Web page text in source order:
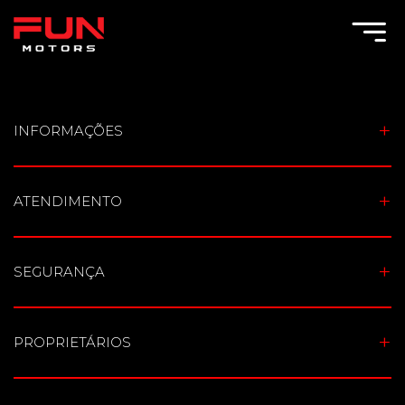
Toggle Menu
INFORMAÇÕES
ATENDIMENTO
SEGURANÇA
PROPRIETÁRIOS